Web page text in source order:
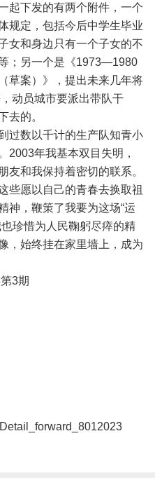
起下发的有两个附件，一个
规定，包括今后中学生毕业
女和身边只有一个子女的不
；另一个是《1973—1980
草案）》，提出未来几年将
动员城市要派出带队干
去的。
过数以千计的生产队知青小
2003年我基本双目失明，
友和我保持着密切的联系。
些愿以自己的青春去换取祖
神，鞭策了我要为这场“运
珍惜为人民鞠躬尽瘁的精
，始终挂在家里墙上，成为
3期